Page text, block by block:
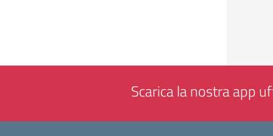
Scarica la nostra app